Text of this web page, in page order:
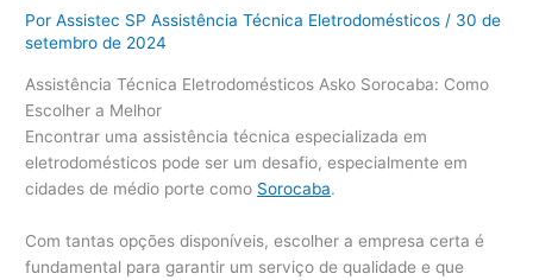
PorAssistec SP Assistência Técnica Eletrodomésticos/ 30 de
setembro de 2024
Assistência Técnica Eletrodomésticos Asko Sorocaba: Como
Escolher a Melhor
Encontrar uma assistência técnica especializada em
eletrodomésticos pode ser um desafio, especialmente em
cidades de médio porte como Sorocaba.
Com tantas opções disponíveis, escolher a empresa certa é
fundamental para garantir um serviço de qualidade e que